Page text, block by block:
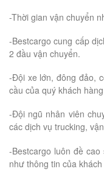
-Thời gian vận chuyển
-Bestcargo cung cấp
2 đầu vận chuyển.
-Đội xe lớn, đông đảo,
cầu của quý khách
-Đội ngũ nhân viên
các dịch vụ trucking,
-Bestcargo luôn đề
như thông tin của